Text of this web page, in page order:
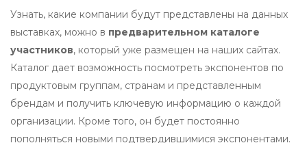
Узнать, какие компании будут представлены на данных
выставках, можно в предварительном каталоге
участников, который уже размещен на наших сайтах.
Каталог дает возможность посмотреть экспонентов по
продуктовым группам, странам и представленным
брендам и получить ключевую информацию о каждой
организации. Кроме того, он будет постоянно
пополняться новыми подтвердившимися экспонентами.